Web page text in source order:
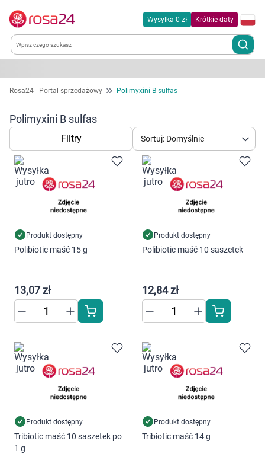
Wysyłka 0 zł Krótkie daty
Kategorie
Chemia gospodarcza
Dla zwierząt
Dom i ogród
Kobieta w ciąży i mama
Higiena
Mężczyzna
Zdrowy styl życia
Zabawki
Sprzęt medyczny
Rosa24 - Portal sprzedażowy Polimyxini B sulfas
Polimyxini B sulfas
Filtry Sortuj: Domyślnie
Produkt dostępny
Polibiotic maść 15 g
13,07 zł
Produkt dostępny
Polibiotic maść 10 saszetek
12,84 zł
Produkt dostępny
Tribiotic maść 10 saszetek po
1 g
Produkt dostępny
Tribiotic maść 14 g